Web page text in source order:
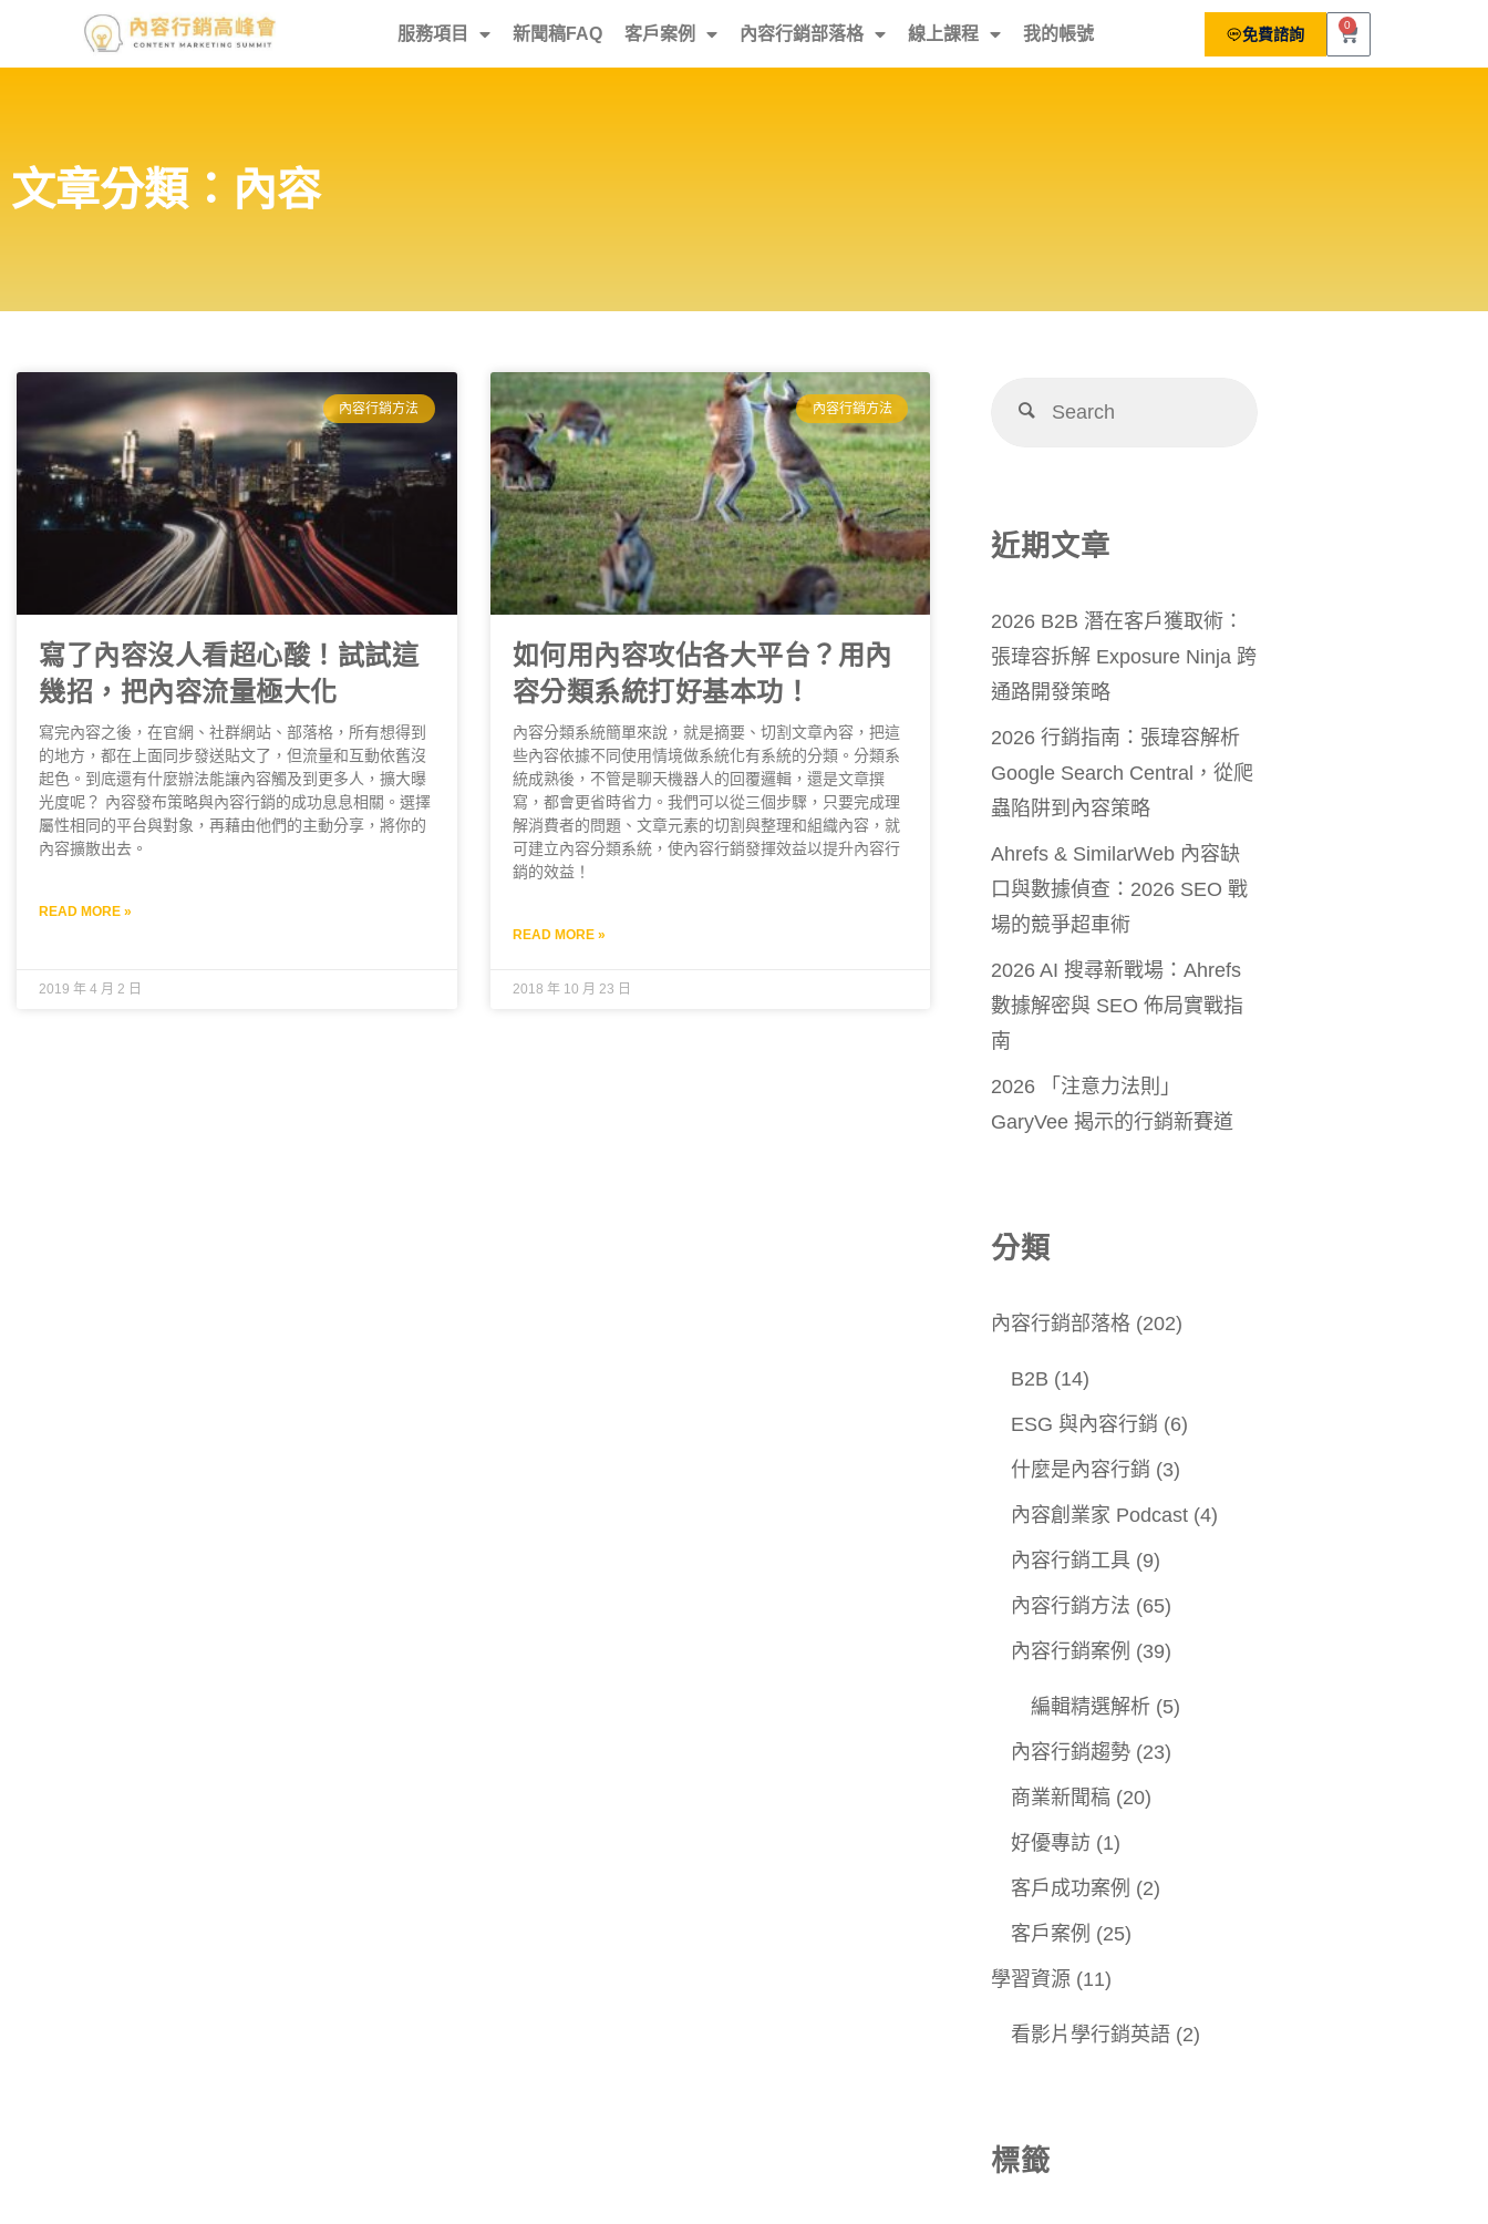
服務項目 新聞稿FAQ 客戶案例 內容行銷部落格 線上課程 我的帳號 免費諮詢
0
文章分類：內容
內容行銷方法
寫了內容沒人看超心酸！試試這
幾招，把內容流量極大化
寫完內容之後，在官網、社群網站、部落格，所有想得到
的地方，都在上面同步發送貼文了，但流量和互動依舊沒
起色。到底還有什麼辦法能讓內容觸及到更多人，擴大曝
光度呢？ 內容發布策略與內容行銷的成功息息相關。選擇
屬性相同的平台與對象，再藉由他們的主動分享，將你的
內容擴散出去。
READ MORE »
2019 年 4 月 2 日
內容行銷方法
如何用內容攻佔各大平台？用內
容分類系統打好基本功！
內容分類系統簡單來說，就是摘要、切割文章內容，把這
些內容依據不同使用情境做系統化有系統的分類。分類系
統成熟後，不管是聊天機器人的回覆邏輯，還是文章撰
寫，都會更省時省力。我們可以從三個步驟，只要完成理
解消費者的問題、文章元素的切割與整理和組織內容，就
可建立內容分類系統，使內容行銷發揮效益以提升內容行
銷的效益！
READ MORE »
2018 年 10 月 23 日
近期文章
2026 B2B 潛在客戶獲取術：
張瑋容拆解 Exposure Ninja 跨
通路開發策略
2026 行銷指南：張瑋容解析
Google Search Central，從爬
蟲陷阱到內容策略
Ahrefs & SimilarWeb 內容缺
口與數據偵查：2026 SEO 戰
場的競爭超車術
2026 AI 搜尋新戰場：Ahrefs
數據解密與 SEO 佈局實戰指
南
2026 「注意力法則」
GaryVee 揭示的行銷新賽道
分類
內容行銷部落格 (202)
B2B (14)
ESG 與內容行銷 (6)
什麼是內容行銷 (3)
內容創業家 Podcast (4)
內容行銷工具 (9)
內容行銷方法 (65)
內容行銷案例 (39)
編輯精選解析 (5)
內容行銷趨勢 (23)
商業新聞稿 (20)
好優專訪 (1)
客戶成功案例 (2)
客戶案例 (25)
學習資源 (11)
看影片學行銷英語 (2)
標籤